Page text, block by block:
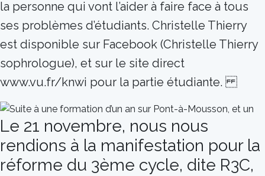
la personne qui vont l’aider à faire face à tous
ses problèmes d’étudiants. Christelle Thierry
est disponible sur Facebook (Christelle Thierry
sophrologue), et sur le site direct
www.vu.fr/knwi pour la partie étudiante.
Le 21 novembre, nous nous
rendions à la manifestation pour la
réforme du 3ème cycle, dite R3C,